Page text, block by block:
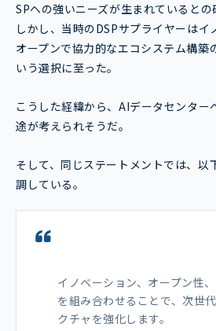
SPへの強いニーズが生まれているとの
しかし、当時のDSPサプライヤーはイ
オープンで協力的なエコシステム構築
いう選択に至った。
こうした経緯から、AIデータセンター
途が考えられそうだ。
そして、同じステートメントでは、以
調している。
イノベーション、オープン性
を組み合わせることで、次世
クチャを強化します。